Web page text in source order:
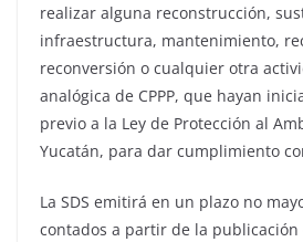
realizar alguna reconstrucción,
infraestructura, mantenimiento,
reconversión o cualquier otra
analógica de CPPP, que hayan
previo a la Ley de Protección al
Yucatán, para dar cumplimiento
La SDS emitirá en un plazo no
contados a partir de la publicación